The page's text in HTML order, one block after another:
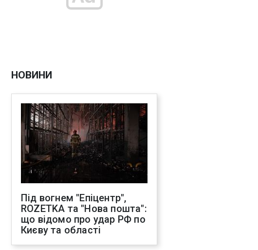
НОВИНИ
Під вогнем "Епіцентр",
ROZETKA та "Нова пошта":
що відомо про удар РФ по
Києву та області